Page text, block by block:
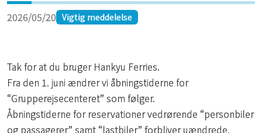
2026/05/20 Vigtig meddelelse
Tak for at du bruger Hankyu Ferries.
Fra den 1. juni ændrer vi åbningstiderne for
“Grupperejsecenteret” som følger.
Åbningstiderne for reservationer vedrørende “personbiler
og passagerer” samt “lastbiler” forbliver uændrede.